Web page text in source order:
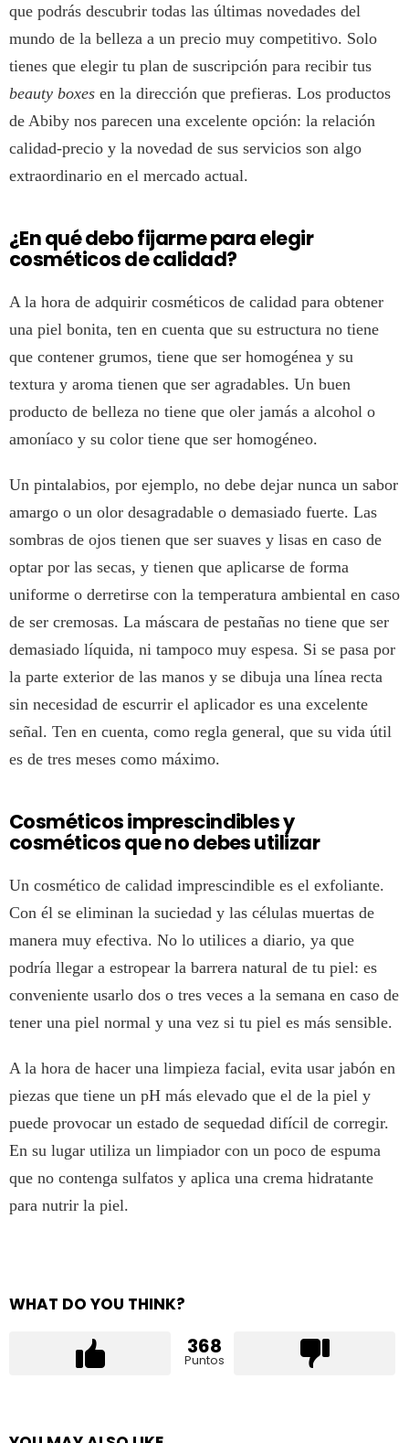
que podrás descubrir todas las últimas novedades del
mundo de la belleza a un precio muy competitivo. Solo
tienes que elegir tu plan de suscripción para recibir tus
beauty boxes en la dirección que prefieras. Los productos
de Abiby nos parecen una excelente opción: la relación
calidad-precio y la novedad de sus servicios son algo
extraordinario en el mercado actual.
¿En qué debo fijarme para elegir
cosméticos de calidad?
A la hora de adquirir cosméticos de calidad para obtener
una piel bonita, ten en cuenta que su estructura no tiene
que contener grumos, tiene que ser homogénea y su
textura y aroma tienen que ser agradables. Un buen
producto de belleza no tiene que oler jamás a alcohol o
amoníaco y su color tiene que ser homogéneo.
Un pintalabios, por ejemplo, no debe dejar nunca un sabor
amargo o un olor desagradable o demasiado fuerte. Las
sombras de ojos tienen que ser suaves y lisas en caso de
optar por las secas, y tienen que aplicarse de forma
uniforme o derretirse con la temperatura ambiental en caso
de ser cremosas. La máscara de pestañas no tiene que ser
demasiado líquida, ni tampoco muy espesa. Si se pasa por
la parte exterior de las manos y se dibuja una línea recta
sin necesidad de escurrir el aplicador es una excelente
señal. Ten en cuenta, como regla general, que su vida útil
es de tres meses como máximo.
Cosméticos imprescindibles y
cosméticos que no debes utilizar
Un cosmético de calidad imprescindible es el exfoliante.
Con él se eliminan la suciedad y las células muertas de
manera muy efectiva. No lo utilices a diario, ya que
podría llegar a estropear la barrera natural de tu piel: es
conveniente usarlo dos o tres veces a la semana en caso de
tener una piel normal y una vez si tu piel es más sensible.
A la hora de hacer una limpieza facial, evita usar jabón en
piezas que tiene un pH más elevado que el de la piel y
puede provocar un estado de sequedad difícil de corregir.
En su lugar utiliza un limpiador con un poco de espuma
que no contenga sulfatos y aplica una crema hidratante
para nutrir la piel.
WHAT DO YOU THINK?
368
Puntos